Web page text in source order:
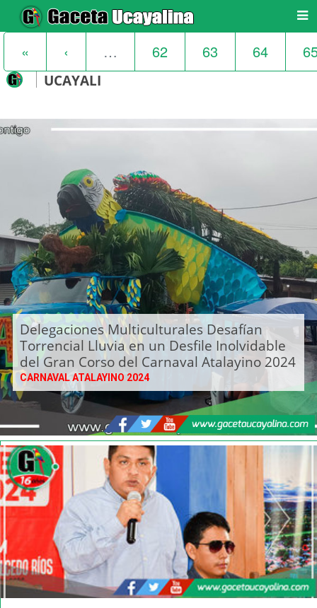
« ‹ … 62 63 64
UCAYALI
Delegaciones Multiculturales Desafían
Torrencial Lluvia en un Desfile Inolvidable
del Gran Corso del Carnaval Atalayino 2024
CARNAVAL ATALAYINO 2024